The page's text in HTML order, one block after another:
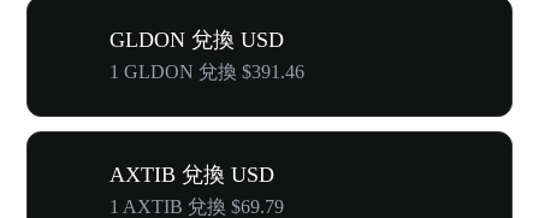
GLDON 兌換 USD
1 GLDON 兌換 $391.46
AXTIB 兌換 USD
1 AXTIB 兌換 $69.79